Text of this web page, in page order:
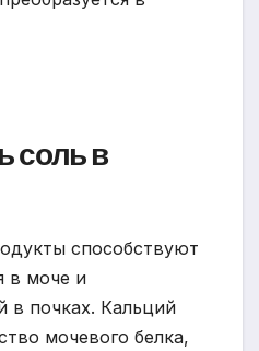
соль в
способствуют
в моче и
в почках. Кальций
мочевого белка,